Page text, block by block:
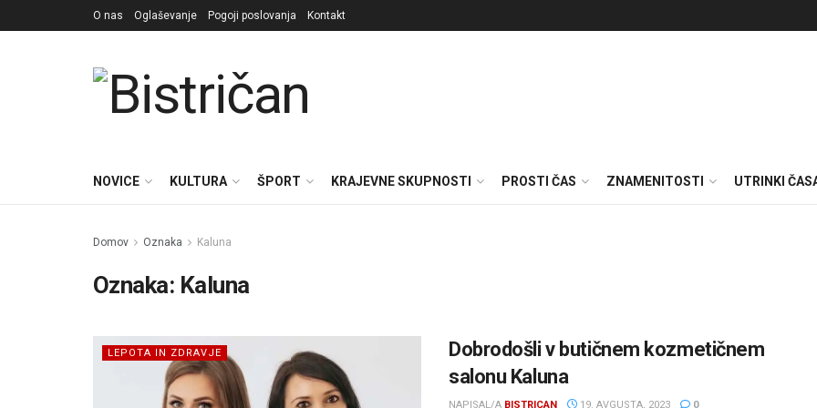
O nas Oglaševanje Pogoji poslovanja Kontakt
NOVICE KULTURA ŠPORT KRAJEVNE SKUPNOSTI PROSTI ČAS ZNAMENITOSTI UTRINKI
Domov Oznaka Kaluna
Oznaka: Kaluna
LEPOTA IN ZDRAVJE
Dobrodošli v butičnem kozmetičnem
salonu Kaluna
NAPISAL/A BISTRICAN 19. AVGUSTA, 2023 0